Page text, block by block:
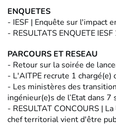
ENQUETES
- IESF | Enquête sur l'impact
- RESULTATS ENQUETE
PARCOURS ET RESEAU
- Retour sur la soirée de
- L'AITPE recrute 1
- Les ministères des
ingénieur(e)s de l’Etat dans 7
- RESULTAT CONCOURS |
chef territorial vient d'être